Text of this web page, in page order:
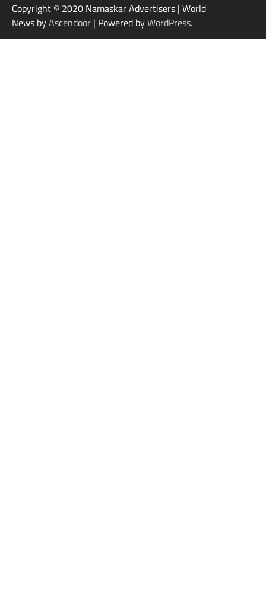
Copyright © 2020 Namaskar Advertisers | World
News byAscendoor | Powered byWordPress.